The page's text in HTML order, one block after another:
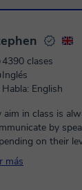
4390 clases
Inglés
Habla: English
aim in class is
by
on their
más